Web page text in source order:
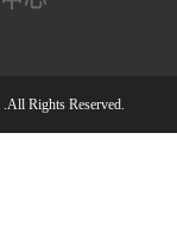
Rights Reserved.